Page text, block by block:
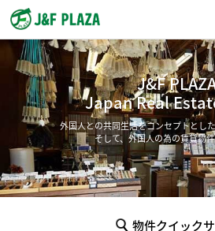
J&F
Japan Real
外国人との共同生活をコンセプトとし
そして、外国人の為の賃貸物
物件クイック